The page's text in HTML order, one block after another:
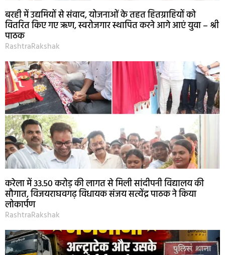
बरही में उद्यमियों से संवाद, योजनाओं के तहत हितग्राहियों को
वितरित किए गए ऋण, स्वरोजगार स्थापित करने आगे आएं युवा – श्री
पाठक
RashtraRakshak
करेला में 33.50 करोड़ की लागत से मिली सांदीपनी विद्यालय की
सौगात, विजयराघवगढ़ विधायक संजय सत्येंद्र पाठक ने किया
लोकार्पण
RashtraRakshak